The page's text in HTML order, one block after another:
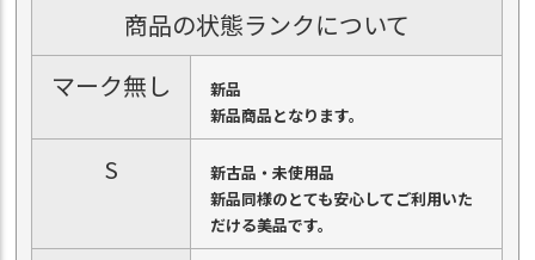
商品の状態ランクについて
マーク無し
新品
新品商品となります。
S
新古品・未使用品
新品同様のとても安心してご利用いた
だける美品です。